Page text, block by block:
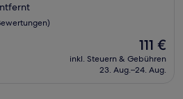
Der
Preis
beträgt
111 €
inkl. Steuern & Gebühren
23. Aug.–24. Aug.